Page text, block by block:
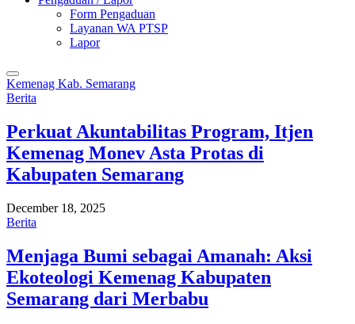
Form Pengaduan
Layanan WA PTSP
Lapor
Kemenag Kab. Semarang
Berita
Perkuat Akuntabilitas Program, Itjen
Kemenag Monev Asta Protas di
Kabupaten Semarang
December 18, 2025
Berita
Menjaga Bumi sebagai Amanah: Aksi
Ekoteologi Kemenag Kabupaten
Semarang dari Merbabu